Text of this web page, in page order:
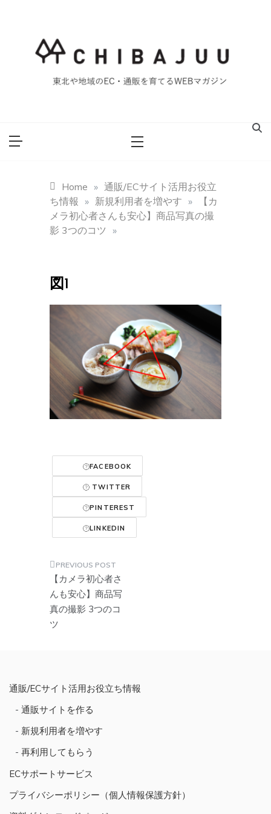
重ブログ
Home » 通販/ECサイト活用お役立
ち情報
» 新規利用者を増やす »
【カ
メラ初心者さんも安心】商品写真の撮
影 3つのコツ
»
図1
FACEBOOK
TWITTER
PINTEREST
LINKEDIN
投
稿
ナ
シ
ョ
【カメラ初心者さ
んも安心】商品写
真の撮影 3つのコ
ツ
通販/ECサイト活用お役立ち情報
通販サイトを作る
新規利用者を増やす
再利用してもらう
ECサポートサービス
プライバシーポリシー（個人情報保護方針）